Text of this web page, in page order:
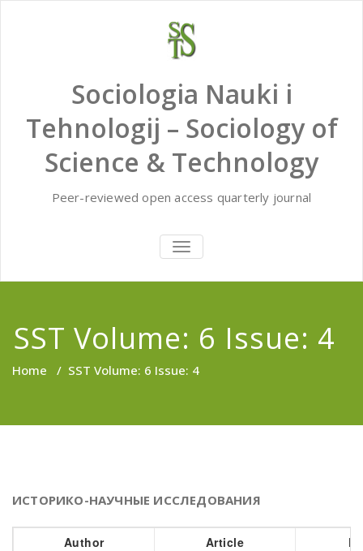
Sociologia Nauki i
Tehnologij – Sociology of
Science & Technology
Peer-reviewed open access quarterly journal
TOGGLE
NAVIGATION
SST Volume: 6 Issue: 4
Home / SST Volume: 6 Issue: 4
ИСТОРИКО-НАУЧНЫЕ ИССЛЕДОВАНИЯ
Author Article